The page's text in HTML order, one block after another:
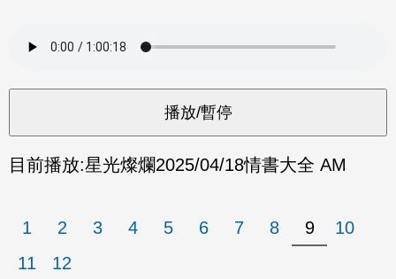
目前播放:星光燦爛2025/04/18情書大全 AM
1 2 3 4 5 6 7 8 9
10
11
12